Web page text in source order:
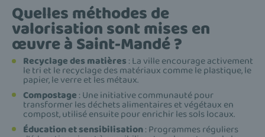
Quelles méthodes de
valorisation sont mises en
œuvre à Saint-Mandé ?
Recyclage des matières : La ville encourage activement
le tri et le recyclage des matériaux comme le plastique, le
papier, le verre et les métaux.
Compostage : Une initiative communauté pour
transformer les déchets alimentaires et végétaux en
compost, utilisé ensuite pour enrichir les sols locaux.
Éducation et sensibilisation: Programmes réguliers